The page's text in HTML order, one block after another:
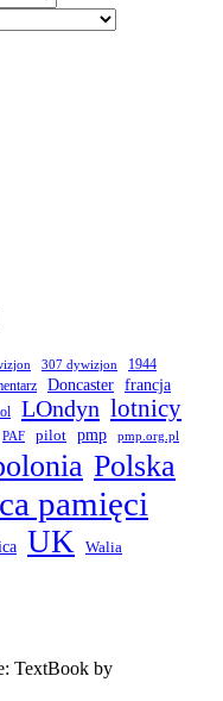
307 dywizjon 1944
Doncaster francja
LOndyn lotnicy
PAF pilot pmp pmp.org.pl
Polska
pamięci
UK Walia
TextBook by